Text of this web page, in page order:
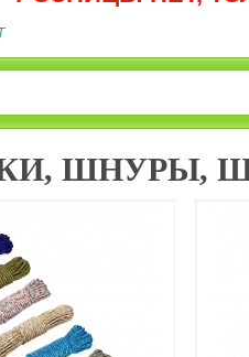
ШНУРЫ,